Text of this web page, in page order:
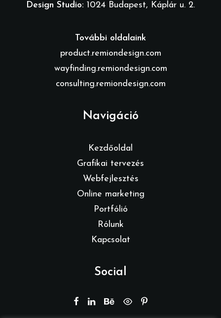
Design Studio: 1024 Budapest, Káplár u. 2.
További oldalaink
product.remiondesign.com
wayfinding.remiondesign.com
consulting.remiondesign.com
Navigáció
Kezdőoldal
Grafikai tervezés
Webfejlesztés
Online marketing
Portfólió
Rólunk
Kapcsolat
Social